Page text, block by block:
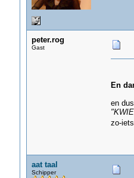
peter.rog
Gast
En
en
zo-
aat taal
Schipper